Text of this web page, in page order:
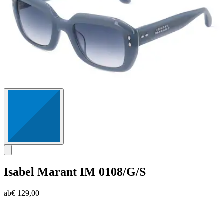
Isabel Marant IM 0108/G/S
ab€ 129,00